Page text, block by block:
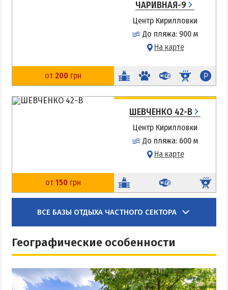
Веб-камеры Бердянска
Цены в Бердянске 2026
Питание в Бердянске
Бердянская коса
Слободка
Новопетровка
ПРИМОРСК
Все веб-камеры Приморска
ЧАРИВНАЯ-9
Центр Кирилловки
До пляжа: 900 м
На карте
от 200 грн
ШЕВЧЕНКО 42-В
Центр Кирилловки
До пляжа: 600 м
На карте
от 150 грн
ВСЕ БАЗЫ ОТДЫХА ЧАСТНОГО СЕКТОРА
Географические особенности